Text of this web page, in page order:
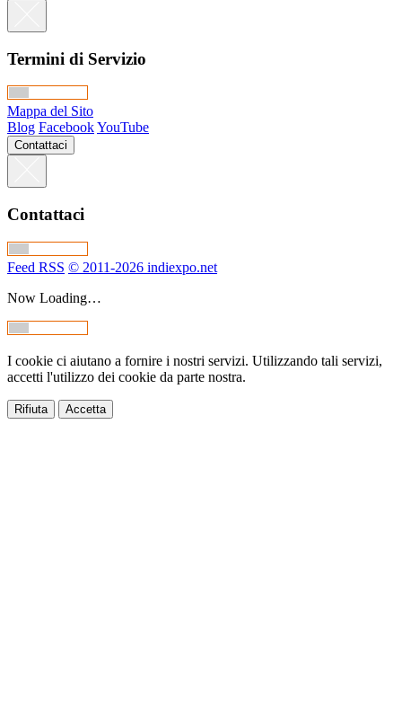
Termini di Servizio
Mappa del Sito
Blog FacebookYouTube
Contattaci
Contattaci
Feed RSS © 2011-2026 indiexpo.net
Now Loading…
I cookie ci aiutano a fornire i nostri servizi. Utilizzando tali servizi,
accetti l'utilizzo dei cookie da parte nostra.
Rifiuta Accetta